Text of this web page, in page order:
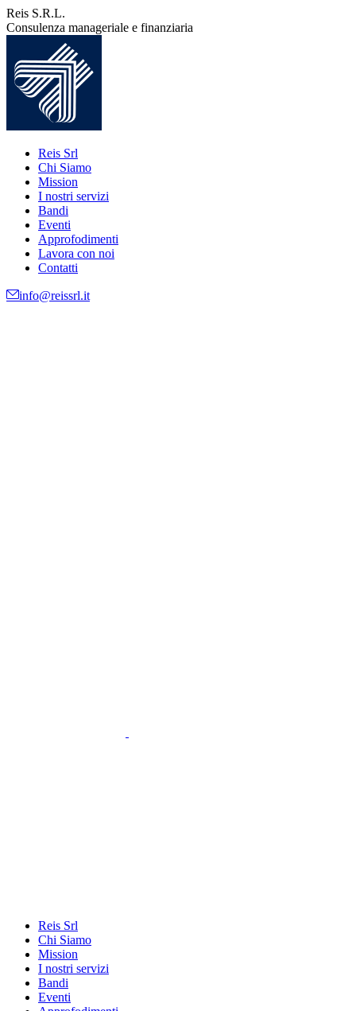
Vai
ai
Reis S.R.L.
Consulenza manageriale e finanziaria
Reis Srl
Chi Siamo
Mission
I nostri servizi
Bandi
Eventi
Approfodimenti
Lavora con noi
Contatti
info@reissrl.it
Reis Srl
Chi Siamo
Mission
I nostri servizi
Bandi
Eventi